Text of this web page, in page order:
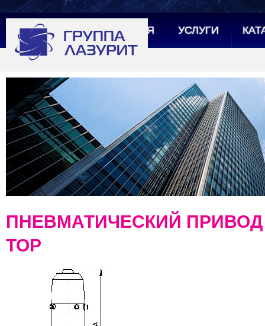
ГЛАВНАЯ УСЛУГИ
ПНЕВМАТИЧЕСКИЙ ПРИВОД
TOP